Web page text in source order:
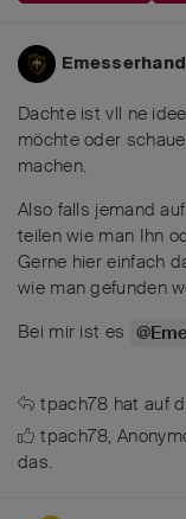
Dachte ist vll ne
möchte oder
machen.
Also falls jemand
teilen wie man Ihn
Gerne hier einfach
wie man gefunden
Bei mir ist es
tpach78 hat auf
tpach78,
das.